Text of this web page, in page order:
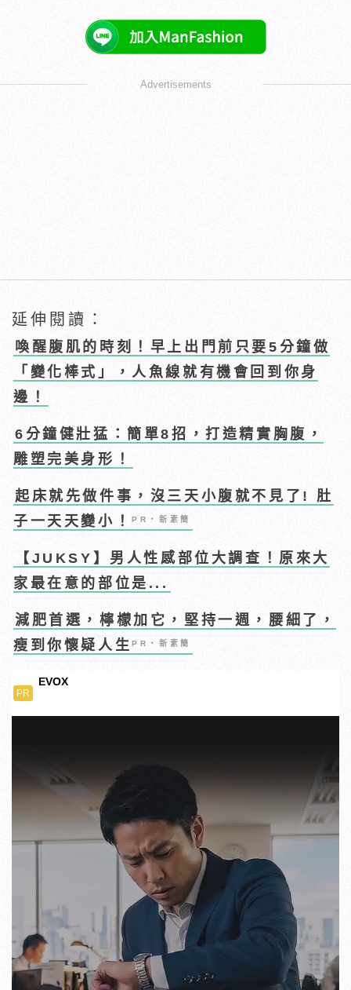
Advertisements
延伸閱讀：
喚醒腹肌的時刻！早上出門前只要5分鐘做
「變化棒式」，人魚線就有機會回到你身
邊！
6分鐘健壯猛：簡單8招，打造精實胸腹，
雕塑完美身形！
起床就先做件事，沒三天小腹就不見了! 肚
子一天天變小！PR・新素簡
【JUKSY】男人性感部位大調查！原來大
家最在意的部位是...
減肥首選，檸檬加它，堅持一週，腰細了，
瘦到你懷疑人生PR・新素簡
PR
EVOX